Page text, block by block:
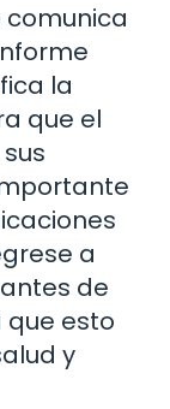
la
que el
a
de
esto
y